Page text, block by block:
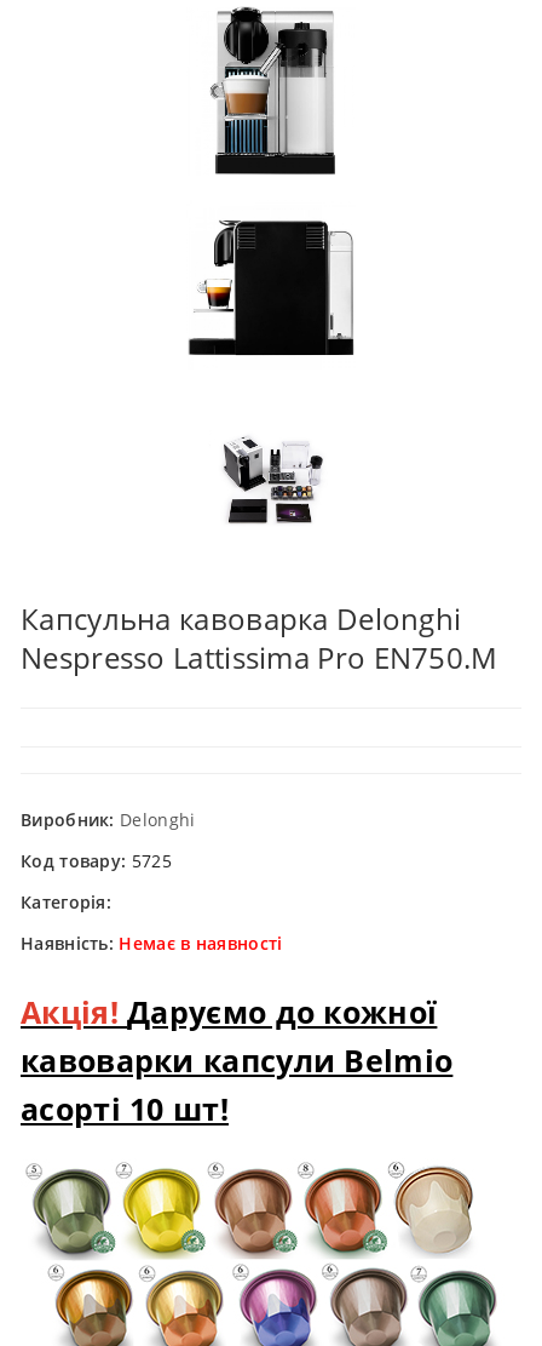
Капсульна кавоварка Delonghi
Nespresso Lattissima Pro EN750.M
Виробник: Delonghi
Код товару: 5725
Категорія:
Наявність: Немає в наявності
Акція!Даруємо до кожної
кавоварки капсули Belmio
асорті 10 шт!